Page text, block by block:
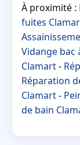
À proximité :
fuites
Vidange bac
Clamart-
Réparation
Clamart-
de bain